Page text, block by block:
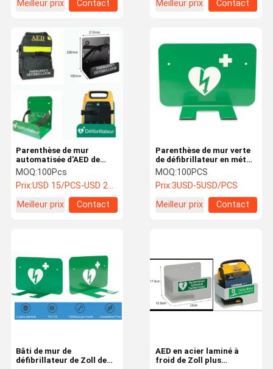
Meilleur prix
Contact
Meilleur prix
Contact
Parenthèse de mur verte
de défibrillateur en métal
190x125x95mm avec 2
trous d'installation
MOQ:100PCS
Prix:3USD-5USD/PCS
Meilleur prix
Contact
Parenthèse de mur
automatisée d'AED de
défibrillateur avec la
courroie de réparation
réglable
MOQ:100Pcs
Prix:USD 15/PCS-USD 20/PCS
Meilleur prix
Contact
AED en acier laminé à
froid de Zoll plus
Bâti de mur de
défibrillateur de Zoll de